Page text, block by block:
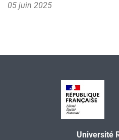
05 juin 2025
Université